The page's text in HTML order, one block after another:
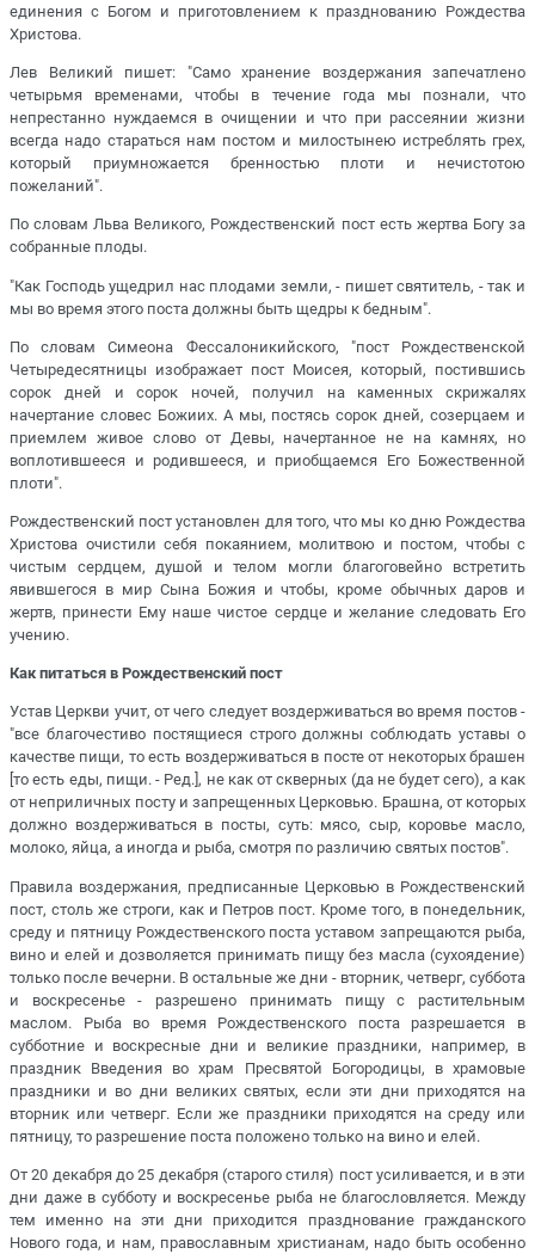
единения с Богом и приготовлением к празднованию Рождества
Христова.
Лев Великий пишет: "Само хранение воздержания запечатлено
четырьмя временами, чтобы в течение года мы познали, что
непрестанно нуждаемся в очищении и что при рассеянии жизни
всегда надо стараться нам постом и милостынею истреблять грех,
который приумножается бренностью плоти и нечистотою
пожеланий".
По словам Льва Великого, Рождественский пост есть жертва Богу за
собранные плоды.
"Как Господь ущедрил нас плодами земли, - пишет святитель, - так и
мы во время этого поста должны быть щедры к бедным".
По словам Симеона Фессалоникийского, "пост Рождественской
Четыредесятницы изображает пост Моисея, который, постившись
сорок дней и сорок ночей, получил на каменных скрижалях
начертание словес Божиих. А мы, постясь сорок дней, созерцаем и
приемлем живое слово от Девы, начертанное не на камнях, но
воплотившееся и родившееся, и приобщаемся Его Божественной
плоти".
Рождественский пост установлен для того, что мы ко дню Рождества
Христова очистили себя покаянием, молитвою и постом, чтобы с
чистым сердцем, душой и телом могли благоговейно встретить
явившегося в мир Сына Божия и чтобы, кроме обычных даров и
жертв, принести Ему наше чистое сердце и желание следовать Его
учению.
Как питаться в Рождественский пост
Устав Церкви учит, от чего следует воздерживаться во время постов -
"все благочестиво постящиеся строго должны соблюдать уставы о
качестве пищи, то есть воздерживаться в посте от некоторых брашен
[то есть еды, пищи. - Ред.], не как от скверных (да не будет сего), а как
от неприличных посту и запрещенных Церковью. Брашна, от которых
должно воздерживаться в посты, суть: мясо, сыр, коровье масло,
молоко, яйца, а иногда и рыба, смотря по различию святых постов".
Правила воздержания, предписанные Церковью в Рождественский
пост, столь же строги, как и Петров пост. Кроме того, в понедельник,
среду и пятницу Рождественского поста уставом запрещаются рыба,
вино и елей и дозволяется принимать пищу без масла (сухоядение)
только после вечерни. В остальные же дни - вторник, четверг, суббота
и воскресенье - разрешено принимать пищу с растительным
маслом. Рыба во время Рождественского поста разрешается в
субботние и воскресные дни и великие праздники, например, в
праздник Введения во храм Пресвятой Богородицы, в храмовые
праздники и во дни великих святых, если эти дни приходятся на
вторник или четверг. Если же праздники приходятся на среду или
пятницу, то разрешение поста положено только на вино и елей.
От 20 декабря до 25 декабря (старого стиля) пост усиливается, и в эти
дни даже в субботу и воскресенье рыба не благословляется. Между
тем именно на эти дни приходится празднование гражданского
Нового года, и нам, православным христианам, надо быть особенно